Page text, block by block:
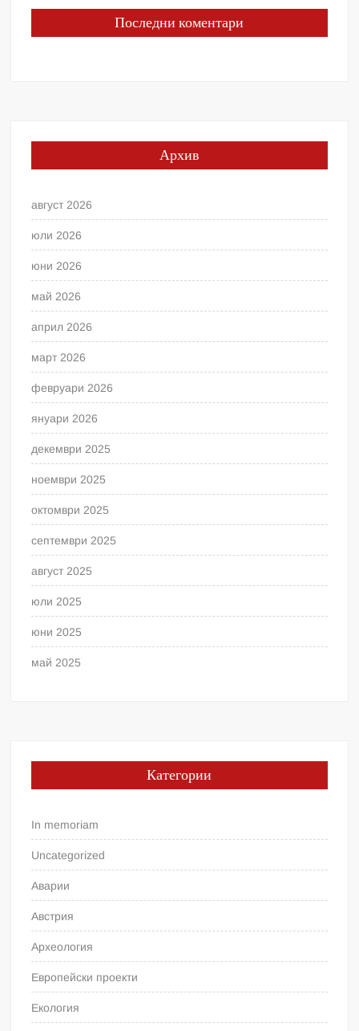
Последни коментари
Архив
август 2026
юли 2026
юни 2026
май 2026
април 2026
март 2026
февруари 2026
януари 2026
декември 2025
ноември 2025
октомври 2025
септември 2025
август 2025
юли 2025
юни 2025
май 2025
Категории
In memoriam
Uncategorized
Аварии
Австрия
Археология
Европейски проекти
Екология